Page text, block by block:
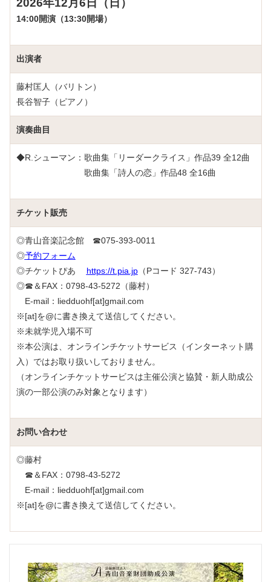
2026年12月6日（日）
14:00開演（13:30開場）
出演者
藤村匡人（バリトン）
長谷智子（ピアノ）
演奏曲目
◆R.シューマン：歌曲集「リーダークライス」作品39 全12曲
歌曲集「詩人の恋」作品48 全16曲
チケット販売
◎青山音楽記念館 ☎075-393-0011
◎予約フォーム
◎チケットぴあ https://t.pia.jp（Pコード 327-743）
◎☎＆FAX：0798-43-5272（藤村）
E-mail：liedduohf[at]gmail.com
※[at]を@に書き換えて送信してください。
※未就学児入場不可
※本公演は、オンラインチケットサービス（インターネット購
入）ではお取り扱いしておりません。
（オンラインチケットサービスは主催公演と協賛・新人助成公
演の一部公演のみ対象となります）
お問い合わせ
◎藤村
☎＆FAX：0798-43-5272
E-mail：liedduohf[at]gmail.com
※[at]を@に書き換えて送信してください。